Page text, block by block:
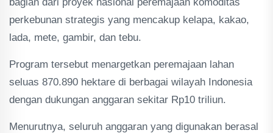
perkebunan strategis yang mencakup kelapa, kakao,
lada, mete, gambir, dan tebu.
Program tersebut menargetkan peremajaan lahan
seluas 870.890 hektare di berbagai wilayah Indonesia
dengan dukungan anggaran sekitar Rp10 triliun.
Menurutnya, seluruh anggaran yang digunakan berasal